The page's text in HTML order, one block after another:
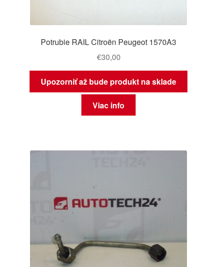
Potrubie RAIL Citroën Peugeot 1570A3
€30,00
Upozorniť až bude produkt na sklade
Viac info